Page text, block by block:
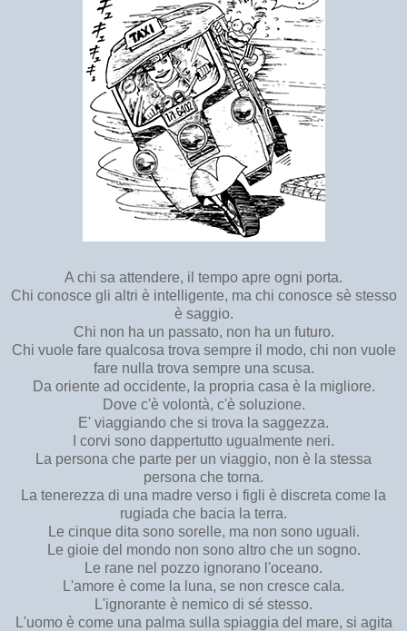
A chi sa attendere, il tempo apre ogni porta.
Chi conosce gli altri è intelligente, ma chi conosce sè stesso
è saggio.
Chi non ha un passato, non ha un futuro.
Chi vuole fare qualcosa trova sempre il modo, chi non vuole
fare nulla trova sempre una scusa.
Da oriente ad occidente, la propria casa è la migliore.
Dove c'è volontà, c'è soluzione.
E' viaggiando che si trova la saggezza.
I corvi sono dappertutto ugualmente neri.
La persona che parte per un viaggio, non è la stessa
persona che torna.
La tenerezza di una madre verso i figli è discreta come la
rugiada che bacia la terra.
Le cinque dita sono sorelle, ma non sono uguali.
Le gioie del mondo non sono altro che un sogno.
Le rane nel pozzo ignorano l'oceano.
L'amore è come la luna, se non cresce cala.
L'ignorante è nemico di sé stesso.
L'uomo è come una palma sulla spiaggia del mare, si agita